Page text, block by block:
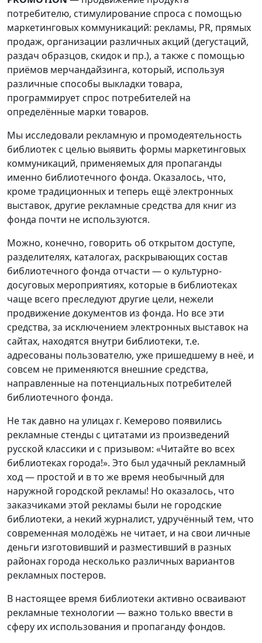
потребителю, стимулирование спроса с помощью
маркетинговых коммуникаций: рекламы, PR, прямых
продаж, организации различных акций (дегустаций,
раздач образцов, скидок и пр.), а также с помощью
приёмов мерчандайзинга, который, используя
различные способы выкладки товара,
программирует спрос потребителей на
определённые марки товаров.
Мы исследовали рекламную и промодеятельность
библиотек с целью выявить формы маркетинговых
коммуникаций, применяемых для пропаганды
именно библиотечного фонда. Оказалось, что,
кроме традиционных и теперь ещё электронных
выставок, другие рекламные средства для книг из
фонда почти не используются.
Можно, конечно, говорить об открытом доступе,
разделителях, каталогах, раскрывающих состав
библиотечного фонда отчасти — о культурно-
досуговых мероприятиях, которые в библиотеках
чаще всего преследуют другие цели, нежели
продвижение документов из фонда. Но все эти
средства, за исключением электронных выставок на
сайтах, находятся внутри библиотеки, т.е.
адресованы пользователю, уже пришедшему в неё, и
совсем не применяются внешние средства,
направленные на потенциальных потребителей
библиотечного фонда.
Не так давно на улицах г. Кемерово появились
рекламные стенды с цитатами из произведений
русской классики и с призывом: «Читайте во всех
библиотеках города!». Это был удачный рекламный
ход — простой и в то же время необычный для
наружной городской рекламы! Но оказалось, что
заказчиками этой рекламы были не городские
библиотеки, а некий журналист, удручённый тем, что
современная молодёжь не читает, и на свои личные
деньги изготовивший и разместивший в разных
районах города несколько различных вариантов
рекламных постеров.
В настоящее время библиотеки активно осваивают
рекламные технологии — важно только ввести в
сферу их использования и пропаганду фондов.